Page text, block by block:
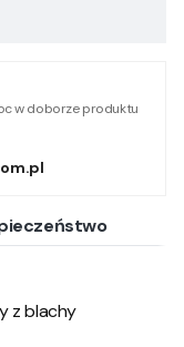
w doborze produktu
z blachy